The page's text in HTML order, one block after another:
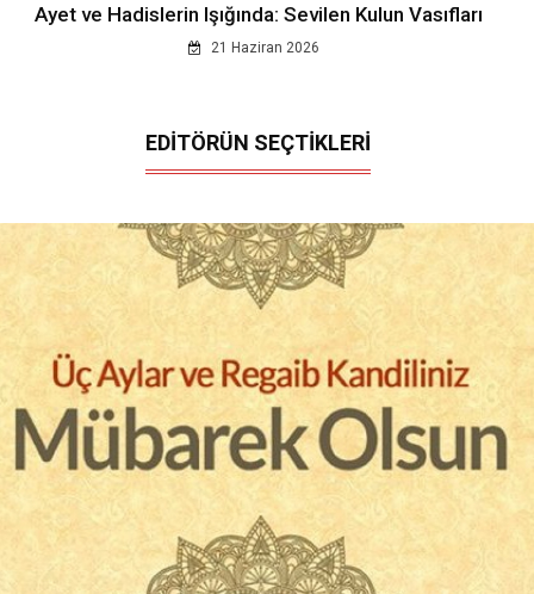
Ayet ve Hadislerin Işığında: Sevilen Kulun Vasıfları
21 Haziran 2026
EDİTÖRÜN SEÇTİKLERİ